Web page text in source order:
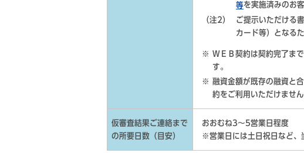
等を実施済みのお
（注2）
ご提示いただける
カード等）となる
ＷＥＢ契約は契約完了ま
す。
融資金額が既存の融資と
約をご利用いただけません
仮審査結果ご連絡まで
の所要日数（目安）
おおむね3～5営業日程度
※営業日には土日祝日など、